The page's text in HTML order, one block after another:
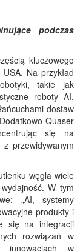
podczas
kluczowego
Na przykład
takie jak
roboty AI,
dostaw
Quaser
się na
przewidywanym
węgla wiele
W tym
„AI, systemy
produkty i
się na integracji
rozwiązań w
innowacjach w